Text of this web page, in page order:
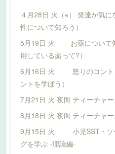
４月28日 火（※） 発達が気
性について知ろう）
5月19日 火 お薬について
用している薬って?）
6月16日 火 怒りのコント
ントを学ぼう）
7月21日 火 夜間 ティーチャ
8月18日 火 夜間 ティーチャ
9月15日 火 小児SST・ソ
グを学ぶ -理論編-